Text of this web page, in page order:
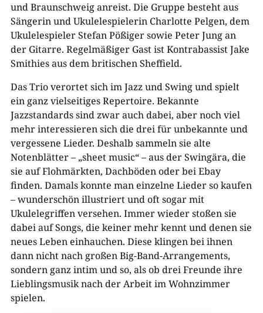
und Braunschweig anreist. Die Gruppe besteht aus
Sängerin und Ukulelespielerin Charlotte Pelgen, dem
Ukulelespieler Stefan Pößiger sowie Peter Jung an
der Gitarre. Regelmäßiger Gast ist Kontrabassist Jake
Smithies aus dem britischen Sheffield.
Das Trio verortet sich im Jazz und Swing und spielt
ein ganz vielseitiges Repertoire. Bekannte
Jazzstandards sind zwar auch dabei, aber noch viel
mehr interessieren sich die drei für unbekannte und
vergessene Lieder. Deshalb sammeln sie alte
Notenblätter – „sheet music“ – aus der Swingära, die
sie auf Flohmärkten, Dachböden oder bei Ebay
finden. Damals konnte man einzelne Lieder so kaufen
– wunderschön illustriert und oft sogar mit
Ukulelegriffen versehen. Immer wieder stoßen sie
dabei auf Songs, die keiner mehr kennt und denen sie
neues Leben einhauchen. Diese klingen bei ihnen
dann nicht nach großen Big-Band-Arrangements,
sondern ganz intim und so, als ob drei Freunde ihre
Lieblingsmusik nach der Arbeit im Wohnzimmer
spielen.